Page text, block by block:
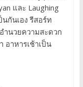
และ Laughing
กันเอง รีสอร์ท
ำนวยความสะดวก
อาหารเช้าเป็น